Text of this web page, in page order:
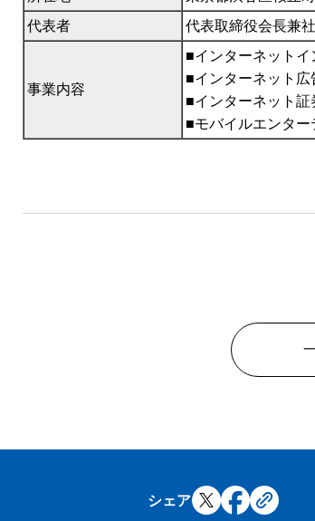
代表者
代表取締役会長兼
事業内容
■インターネットイ
■インターネット
■インターネット証
■モバイルエンター
シェア